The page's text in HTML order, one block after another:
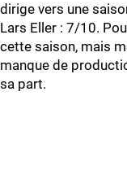
dirige vers une
Lars Eller : 7/10.
cette saison, mais
manque de
sa part.